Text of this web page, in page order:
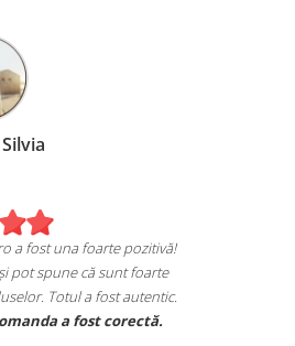
Silvia
a fost una foarte pozitivă!
și pot spune că sunt foarte
Totul a fost autentic.
comanda a fost corectă.